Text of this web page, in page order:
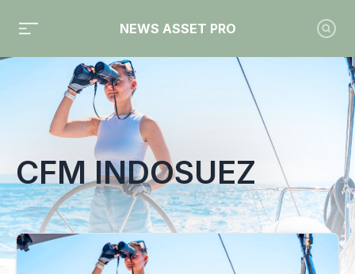
NEWS ASSET PRO
Toute l'actualité sur le tag "CFM Indosuez"
CFM INDOSUEZ